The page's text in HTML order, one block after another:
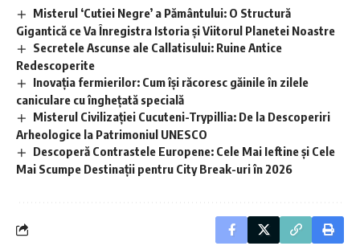
Misterul ‘Cutiei Negre’ a Pământului: O Structură
Gigantică ce Va Înregistra Istoria și Viitorul Planetei Noastre
Secretele Ascunse ale Callatisului: Ruine Antice
Redescoperite
Inovația fermierilor: Cum își răcoresc găinile în zilele
caniculare cu înghețată specială
Misterul Civilizației Cucuteni-Trypillia: De la Descoperiri
Arheologice la Patrimoniul UNESCO
Descoperă Contrastele Europene: Cele Mai Ieftine și Cele
Mai Scumpe Destinații pentru City Break-uri în 2026